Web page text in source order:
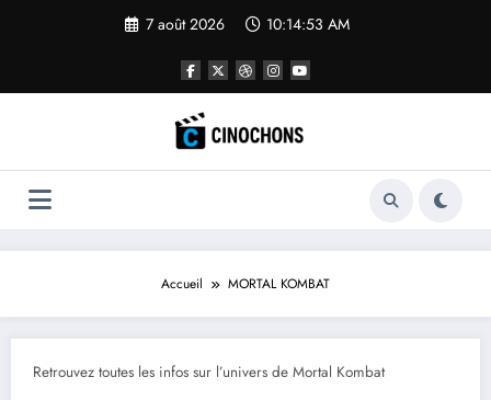
7 août 2026 10:14:54 AM
Accueil MORTAL KOMBAT
Retrouvez toutes les infos sur l’univers de Mortal Kombat